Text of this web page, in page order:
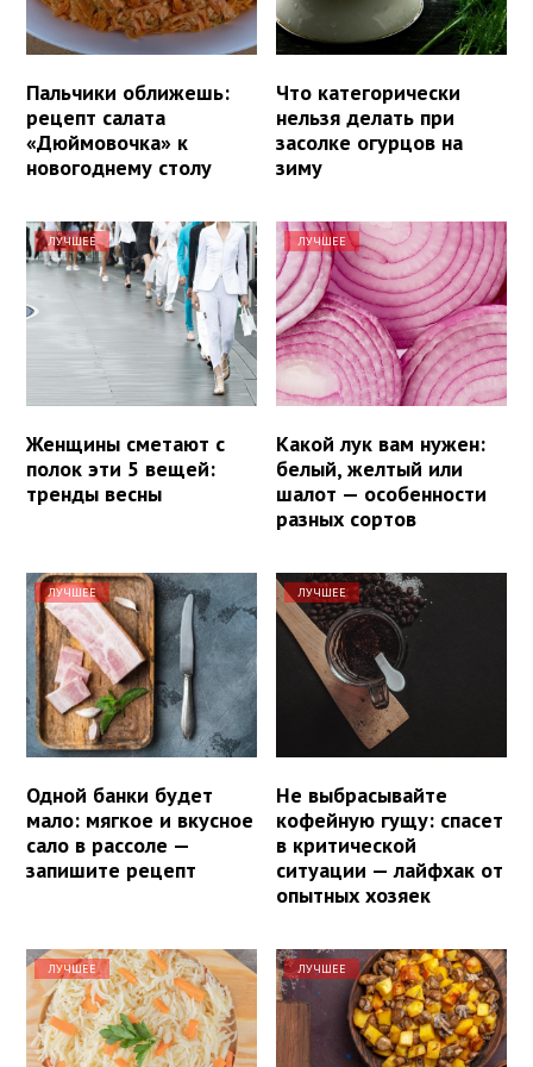
Пальчики оближешь:
рецепт салата
«Дюймовочка» к
новогоднему столу
Что категорически
нельзя делать при
засолке огурцов на
зиму
ЛУЧШЕЕ
Женщины сметают с
полок эти 5 вещей:
тренды весны
ЛУЧШЕЕ
Какой лук вам нужен:
белый, желтый или
шалот — особенности
разных сортов
ЛУЧШЕЕ
Одной банки будет
мало: мягкое и вкусное
сало в рассоле —
запишите рецепт
ЛУЧШЕЕ
Не выбрасывайте
кофейную гущу: спасет
в критической
ситуации — лайфхак от
опытных хозяек
ЛУЧШЕЕ ЛУЧШЕЕ